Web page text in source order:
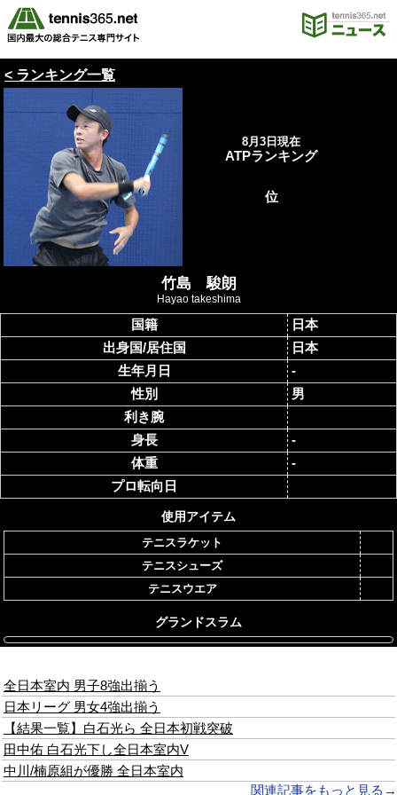
< ランキング一覧
8月3日現在
ATPランキング
位
竹島 駿朗
Hayao takeshima
国籍
日本
出身国/居住国
日本
生年月日
-
性別
男
利き腕
身長
-
体重
-
プロ転向日
使用アイテム
テニスラケット
テニスシューズ
テニスウエア
グランドスラム
全日本室内 男子8強出揃う
日本リーグ 男女4強出揃う
【結果一覧】白石光ら 全日本初戦突破
田中佑 白石光下し全日本室内V
中川/楠原組が優勝 全日本室内
関連記事をもっと見る→